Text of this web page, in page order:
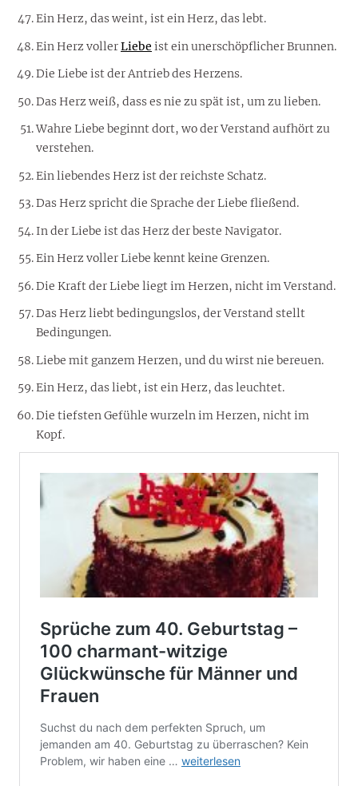
Ein Herz, das weint, ist ein Herz, das lebt.
Ein Herz vollerLiebe ist ein unerschöpflicher Brunnen.
Die Liebe ist der Antrieb des Herzens.
Das Herz weiß, dass es nie zu spät ist, um zu lieben.
Wahre Liebe beginnt dort, wo der Verstand aufhört zu
verstehen.
Ein liebendes Herz ist der reichste Schatz.
Das Herz spricht die Sprache der Liebe fließend.
In der Liebe ist das Herz der beste Navigator.
Ein Herz voller Liebe kennt keine Grenzen.
Die Kraft der Liebe liegt im Herzen, nicht im Verstand.
Das Herz liebt bedingungslos, der Verstand stellt
Bedingungen.
Liebe mit ganzem Herzen, und du wirst nie bereuen.
Ein Herz, das liebt, ist ein Herz, das leuchtet.
Die tiefsten Gefühle wurzeln im Herzen, nicht im
Kopf.